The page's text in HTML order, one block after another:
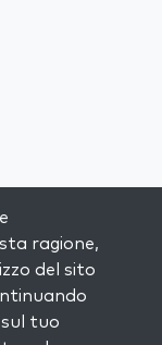
ricevi
tua
ragione,
del sito
tuo